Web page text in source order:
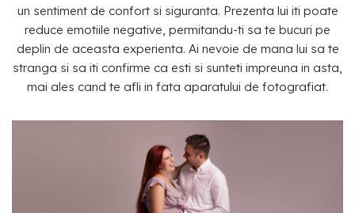
un sentiment de confort si siguranta. Prezenta lui iti poate
reduce emotiile negative, permitandu-ti sa te bucuri pe
deplin de aceasta experienta. Ai nevoie de mana lui sa te
stranga si sa iti confirme ca esti si sunteti impreuna in asta,
mai ales cand te afli in fata aparatului de fotografiat.